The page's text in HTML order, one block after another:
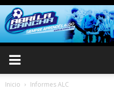
Inicio Informes ALC